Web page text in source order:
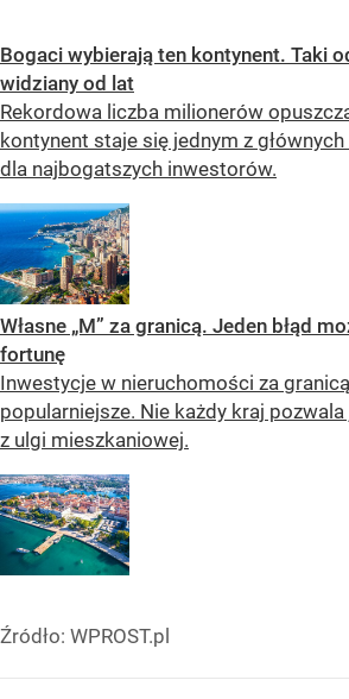
Bogaci wybierają ten kontynent. Taki
widziany od lat
Rekordowa liczba milionerów
kontynent staje się jednym z
dla najbogatszych inwestorów.
Własne „M” za granicą. Jeden błąd
fortunę
Inwestycje w nieruchomości za
popularniejsze. Nie każdy kraj
z ulgi mieszkaniowej.
Źródło: WPROST.pl